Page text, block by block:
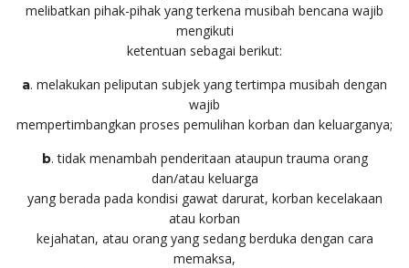
melibatkan pihak-pihak yang terkena musibah bencana wajib
mengikuti
ketentuan sebagai berikut:
a. melakukan peliputan subjek yang tertimpa musibah dengan
wajib
mempertimbangkan proses pemulihan korban dan keluarganya;
b. tidak menambah penderitaan ataupun trauma orang
dan/atau keluarga
yang berada pada kondisi gawat darurat, korban kecelakaan
atau korban
kejahatan, atau orang yang sedang berduka dengan cara
memaksa,